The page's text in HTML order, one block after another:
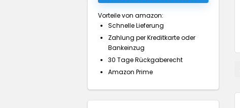
Vorteile von amazon:
Schnelle Lieferung
Zahlung per Kreditkarte oder
Bankeinzug
30 Tage Rückgaberecht
Amazon Prime